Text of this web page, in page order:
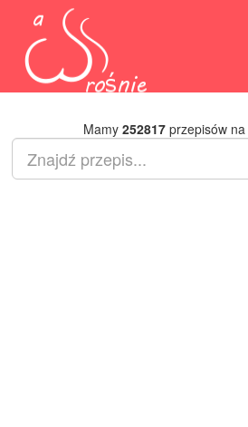
Mamy 252817przepisów na